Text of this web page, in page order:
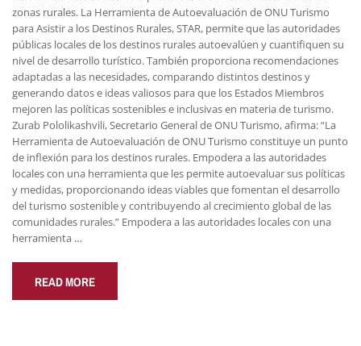
zonas rurales. La Herramienta de Autoevaluación de ONU Turismo
para Asistir a los Destinos Rurales, STAR, permite que las autoridades
públicas locales de los destinos rurales autoevalúen y cuantifiquen su
nivel de desarrollo turístico. También proporciona recomendaciones
adaptadas a las necesidades, comparando distintos destinos y
generando datos e ideas valiosos para que los Estados Miembros
mejoren las políticas sostenibles e inclusivas en materia de turismo.
Zurab Pololikashvili, Secretario General de ONU Turismo, afirma: “La
Herramienta de Autoevaluación de ONU Turismo constituye un punto
de inflexión para los destinos rurales. Empodera a las autoridades
locales con una herramienta que les permite autoevaluar sus políticas
y medidas, proporcionando ideas viables que fomentan el desarrollo
del turismo sostenible y contribuyendo al crecimiento global de las
comunidades rurales.” Empodera a las autoridades locales con una
herramienta …
READ MORE